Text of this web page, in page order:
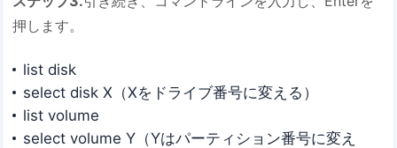
押します。
list disk
select disk X（Xをドライブ番号に変える）
list volume
select volume Y（Yはパーティション番号に変え